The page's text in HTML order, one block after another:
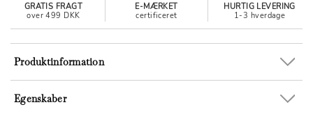
GRATIS FRAGT
over 499 DKK
E-MÆRKET
certificeret
HURTIG LEVERING
1-3 hverdage
Egenskaber
Produktinformation